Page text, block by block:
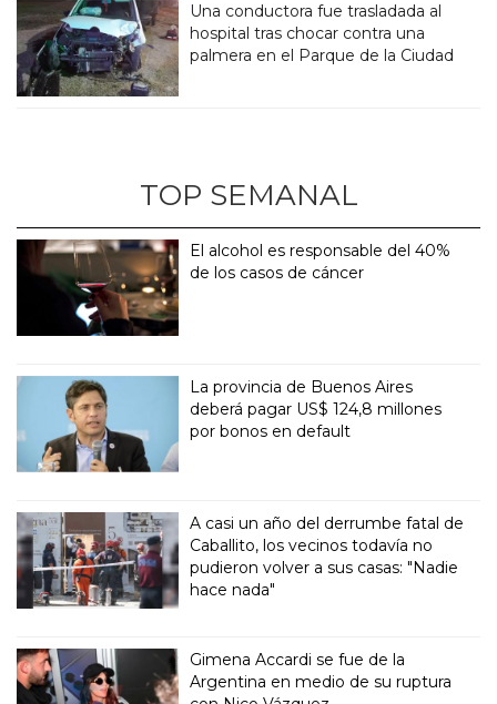
Una conductora fue trasladada al
hospital tras chocar contra una
palmera en el Parque de la Ciudad
TOP SEMANAL
El alcohol es responsable del 40%
de los casos de cáncer
La provincia de Buenos Aires
deberá pagar US$ 124,8 millones
por bonos en default
A casi un año del derrumbe fatal de
Caballito, los vecinos todavía no
pudieron volver a sus casas: "Nadie
hace nada"
Gimena Accardi se fue de la
Argentina en medio de su ruptura